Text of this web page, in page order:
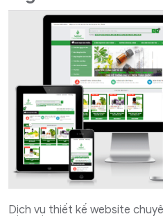
Dịch vụ thiết kế website